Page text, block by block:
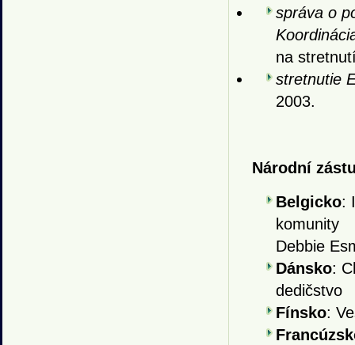
správa o
na
stretnutie
2003.
Národní
Belgicko:
komunity
Debbie
Dánsko:
dedičstvo
Fínsko: